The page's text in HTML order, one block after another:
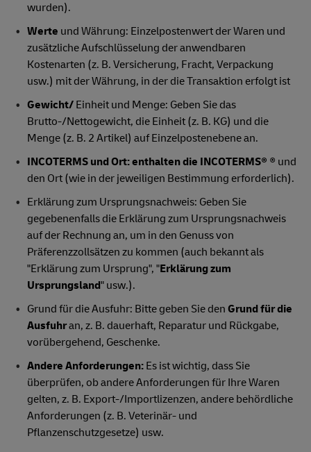
wurden).
Werte und Währung: Einzelpostenwert der Waren und
zusätzliche Aufschlüsselung der anwendbaren
Kostenarten (z. B. Versicherung, Fracht, Verpackung
usw.) mit der Währung, in der die Transaktion erfolgt ist
Gewicht/Einheit und Menge: Geben Sie das
Brutto-/Nettogewicht, die Einheit (z. B. KG) und die
Menge (z. B. 2 Artikel) auf Einzelpostenebene an.
INCOTERMS und Ort: enthalten die INCOTERMS® ® und
den Ort (wie in der jeweiligen Bestimmung erforderlich).
Erklärung zum Ursprungsnachweis: Geben Sie
gegebenenfalls die Erklärung zum Ursprungsnachweis
auf der Rechnung an, um in den Genuss von
Präferenzzollsätzen zu kommen (auch bekannt als
"Erklärung zum Ursprung", "Erklärung zum
Ursprungsland" usw.).
Grund für die Ausfuhr: Bitte geben Sie den Grund für die
Ausfuhran, z. B. dauerhaft, Reparatur und Rückgabe,
vorübergehend, Geschenke.
Andere Anforderungen:Es ist wichtig, dass Sie
überprüfen, ob andere Anforderungen für Ihre Waren
gelten, z. B. Export-/Importlizenzen, andere behördliche
Anforderungen (z. B. Veterinär- und
Pflanzenschutzgesetze) usw.